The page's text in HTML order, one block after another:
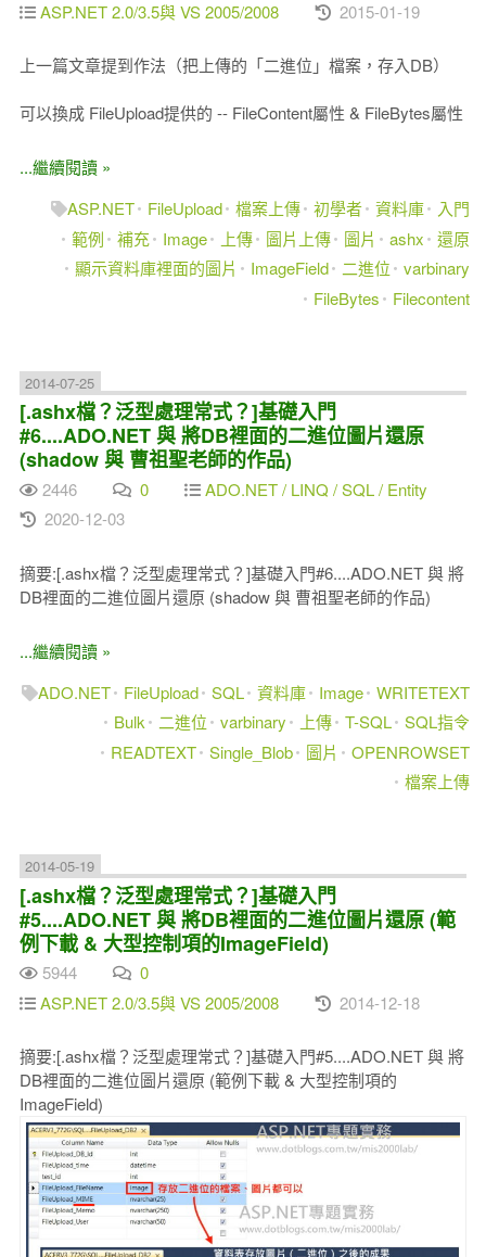
ASP.NET 2.0/3.5與 VS 2005/2008
2015-01-19
上一篇文章提到作法（把上傳的「二進位」檔案，存入DB）
可以換成 FileUpload提供的 -- FileContent屬性 & FileBytes屬性
...繼續閱讀 »
ASP.NET
FileUpload 檔案上傳 初學者 資料庫
入門
範例
補充 Image 上傳 圖片上傳 圖片 ashx
還原
顯示資料庫裡面的圖片
ImageField 二進位
varbinary
FileBytes
Filecontent
2014-07-25
[.ashx檔？泛型處理常式？]基礎入門
#6....ADO.NET 與 將DB裡面的二進位圖片還原
(shadow 與 曹祖聖老師的作品)
2446 0
ADO.NET / LINQ / SQL / Entity
2020-12-03
摘要:[.ashx檔？泛型處理常式？]基礎入門#6....ADO.NET 與 將
DB裡面的二進位圖片還原 (shadow 與 曹祖聖老師的作品)
...繼續閱讀 »
ADO.NET
FileUpload SQL 資料庫 Image WRITETEXT
Bulk
二進位 varbinary 上傳 T-SQL SQL指令
READTEXT Single_Blob 圖片
OPENROWSET
檔案上傳
2014-05-19
[.ashx檔？泛型處理常式？]基礎入門
#5....ADO.NET 與 將DB裡面的二進位圖片還原 (範
例下載 & 大型控制項的ImageField)
5944
0
ASP.NET 2.0/3.5與 VS 2005/2008
2014-12-18
摘要:[.ashx檔？泛型處理常式？]基礎入門#5....ADO.NET 與 將
DB裡面的二進位圖片還原 (範例下載 & 大型控制項的
ImageField)